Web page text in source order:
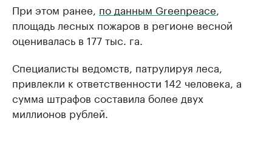
При этом ранее, по данным Greenpeace
площадь лесных пожаров в регионе весной
оценивалась в 177 тыс. га.
Специалисты ведомств, патрулируя леса,
привлекли к ответственности 142 человека, а
сумма штрафов составила более двух
миллионов рублей.